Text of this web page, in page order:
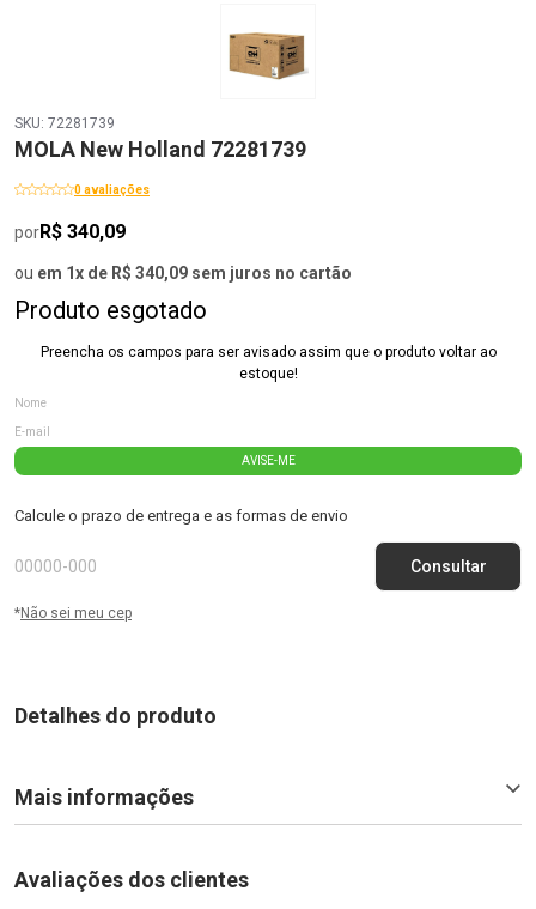
SKU: 72281739
MOLA New Holland 72281739
0 avaliações
porR$ 340,09
ou em 1x de R$ 340,09 sem juros no cartão
Produto esgotado
Preencha os campos para ser avisado assim que o produto voltar ao
estoque!
AVISE-ME
Calcule o prazo de entrega e as formas de envio
*Não sei meu cep
Detalhes do produto
Mais informações
Avaliações dos clientes